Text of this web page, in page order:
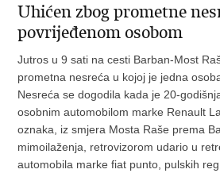
Uhićen zbog prometne
povrijeđenom osobom
Jutros u 9 sati na cesti Barban-Most
prometna nesreća u kojoj je jedna
Nesreća se dogodila kada je 20-
osobnim automobilom marke Renault
oznaka, iz smjera Mosta Raše prema
mimoilaženja, retrovizorom udario u
automobila marke fiat punto, pulskih